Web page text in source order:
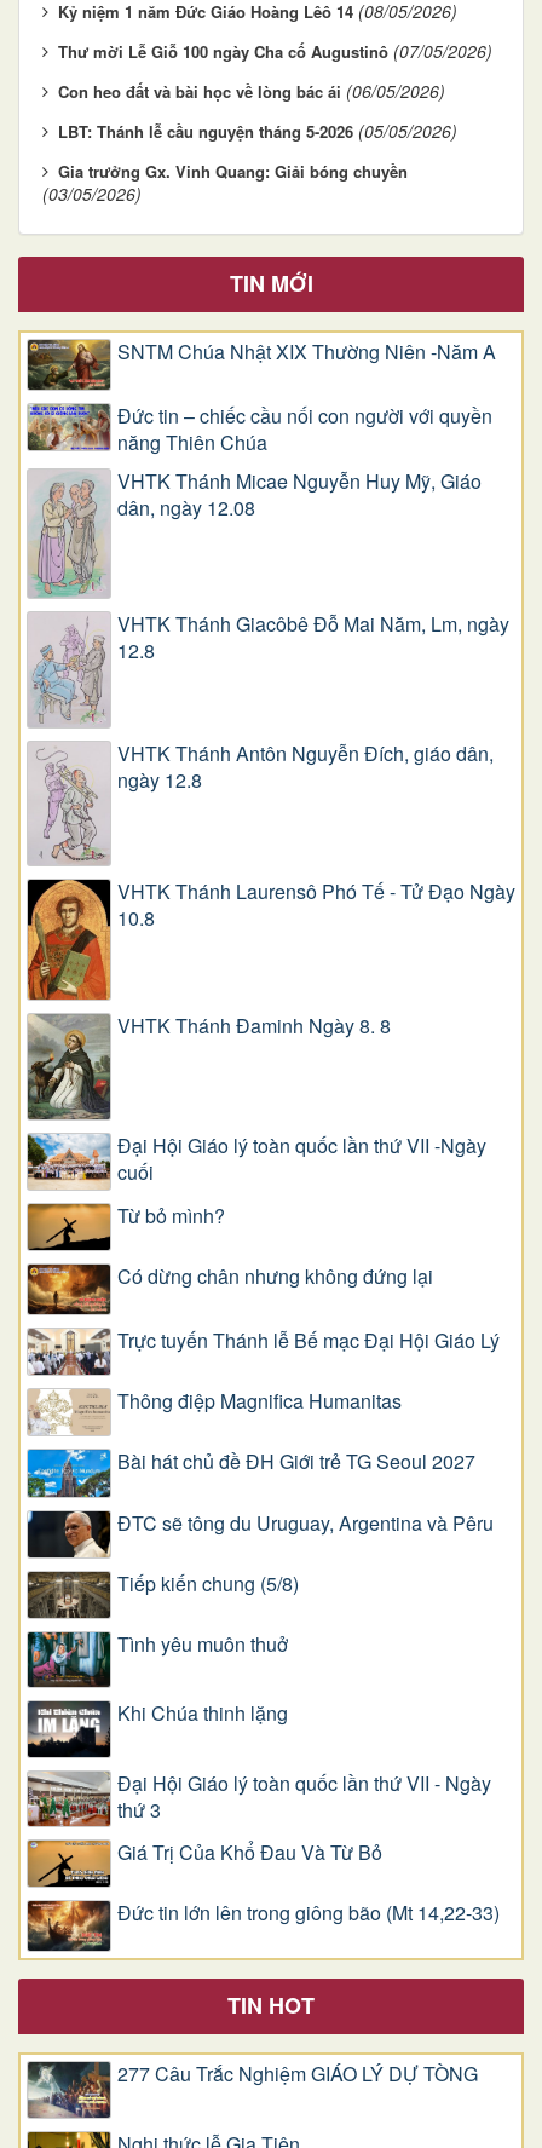
Kỷ niệm 1 năm Đức Giáo Hoàng Lêô 14 (08/05/2026)
Thư mời Lễ Giỗ 100 ngày Cha cố Augustinô (07/05/2026)
Con heo đất và bài học về lòng bác ái (06/05/2026)
LBT: Thánh lễ cầu nguyện tháng 5-2026 (05/05/2026)
Gia trưởng Gx. Vinh Quang: Giải bóng chuyền
(03/05/2026)
TIN MỚI
SNTM Chúa Nhật XIX Thường Niên -Năm A
Đức tin – chiếc cầu nối con người với quyền
năng Thiên Chúa
VHTK Thánh Micae Nguyễn Huy Mỹ, Giáo
dân, ngày 12.08
VHTK Thánh Giacôbê Ðỗ Mai Năm, Lm, ngày
12.8
VHTK Thánh Antôn Nguyễn Ðích, giáo dân,
ngày 12.8
VHTK Thánh Laurensô Phó Tế - Tử Đạo Ngày
10.8
VHTK Thánh Đaminh Ngày 8. 8
Đại Hội Giáo lý toàn quốc lần thứ VII -Ngày
cuối
Từ bỏ mình?
Có dừng chân nhưng không đứng lại
Trực tuyến Thánh lễ Bế mạc Đại Hội Giáo Lý
Thông điệp Magnifica Humanitas
Bài hát chủ đề ĐH Giới trẻ TG Seoul 2027
ĐTC sẽ tông du Uruguay, Argentina và Pêru
Tiếp kiến chung (5/8)
Tình yêu muôn thuở
Khi Chúa thinh lặng
Đại Hội Giáo lý toàn quốc lần thứ VII - Ngày
thứ 3
Giá Trị Của Khổ Ðau Và Từ Bỏ
Đức tin lớn lên trong giông bão (Mt 14,22-33)
TIN HOT
277 Câu Trắc Nghiệm GIÁO LÝ DỰ TÒNG